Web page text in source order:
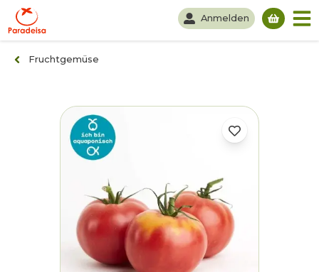
Anmelden
Fruchtgemüse